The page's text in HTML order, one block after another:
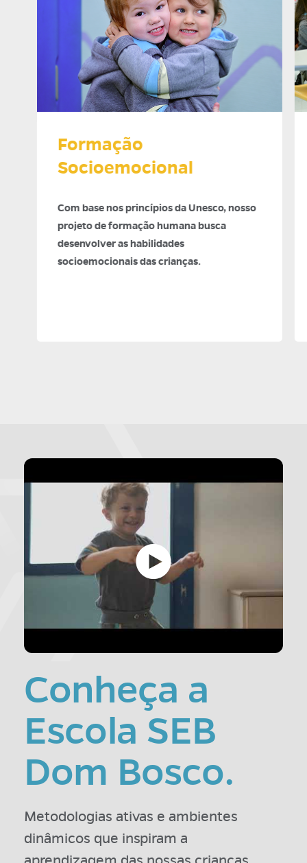
Formação
Socioemocional
Com base nos princípios da Unesco, nosso
projeto de formação humana busca
desenvolver as habilidades
socioemocionais das crianças.
Conheça a
Escola SEB
Dom Bosco.
Metodologias ativas e ambientes
dinâmicos que inspiram a